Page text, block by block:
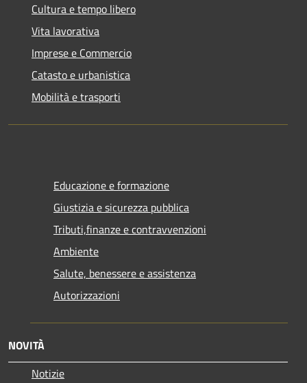
Cultura e tempo libero
Vita lavorativa
Imprese e Commercio
Catasto e urbanistica
Mobilità e trasporti
Educazione e formazione
Giustizia e sicurezza pubblica
Tributi,finanze e contravvenzioni
Ambiente
Salute, benessere e assistenza
Autorizzazioni
NOVITÀ
Notizie